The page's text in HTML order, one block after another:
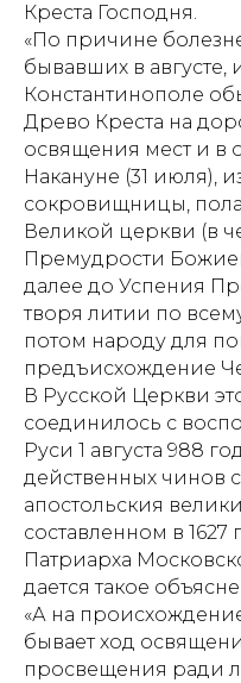
Креста Господня.
«По причине
бывавших в августе,
Константинополе
Древо Креста на
освящения мест и в
Накануне (31 июля),
сокровищницы,
Великой церкви (в
Премудрости
далее до Успения
творя литии по
потом народу для
предъисхождение
В Русской Церкви
соединилось с
Руси 1 августа 988
действенных чинов
апостольския
составленном в
Патриарха
дается такое
«А на
бывает ход
просвещения ради